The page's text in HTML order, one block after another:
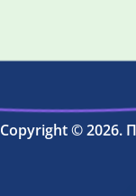
Copyright © 2026.